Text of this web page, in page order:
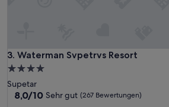
3. Waterman Svpetrvs Resort
Waterman Svpetrvs Resort
4.0-
Sterne-
Unterkunft
Supetar
8.0
8,0/10 Sehr gut (267 Bewertungen)